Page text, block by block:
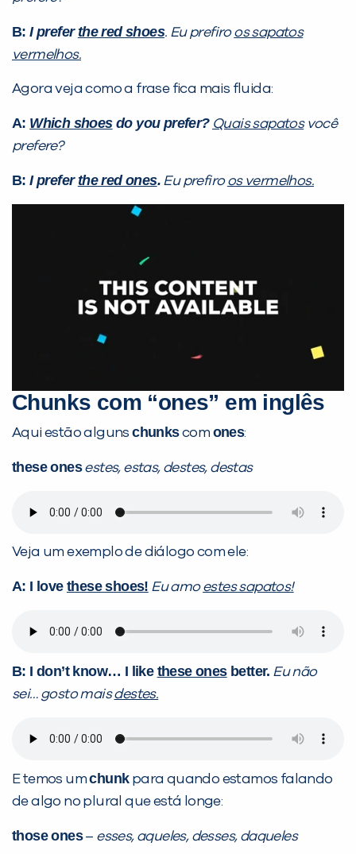
B:I preferthe red shoes. Eu prefiroos sapatos
vermelhos.
Agora veja como a frase fica mais fluida:
A: Which shoesdo you prefer? Quais sapatosvocê
prefere?
B:I preferthe red ones. Eu prefiroos vermelhos.
Chunks com “ones” em inglês
Aqui estão algunschunkscom ones:
these ones estes, estas, destes, destas
Veja um exemplo de diálogo com ele:
A: I love these shoes! Eu amoestes sapatos!
B: I don’t know… I like these onesbetter. Eu não
sei… gosto maisdestes.
E temos umchunkpara quando estamos falando
de algo no plural que está longe:
those ones– esses, aqueles, desses, daqueles